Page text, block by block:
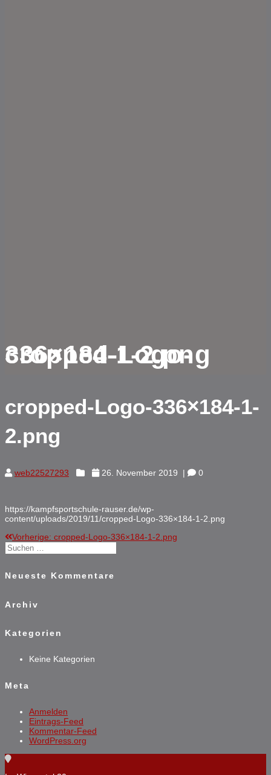
cropped-Logo-336×184-1-2.png
cropped-Logo-336×184-1-
2.png
web22527293 26. November 2019 | 0
https://kampfsportschule-rauser.de/wp-
content/uploads/2019/11/cropped-Logo-336×184-1-2.png
Beitragsnavigation
Vorherige: Vorheriger
cropped-Logo-336×184-1-2.png
Suchen
nach:
Neueste Kommentare
Archiv
Kategorien
Keine Kategorien
Meta
Anmelden
Eintrags-Feed
Kommentar-Feed
WordPress.org